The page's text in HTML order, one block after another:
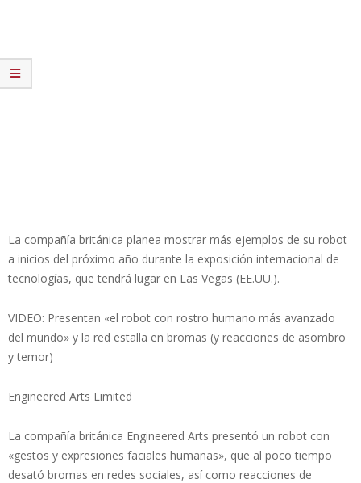
La compañía británica planea mostrar más ejemplos de su robot
a inicios del próximo año durante la exposición internacional de
tecnologías, que tendrá lugar en Las Vegas (EE.UU.).
VIDEO: Presentan «el robot con rostro humano más avanzado
del mundo» y la red estalla en bromas (y reacciones de asombro
y temor)
Engineered Arts Limited
La compañía británica Engineered Arts presentó un robot con
«gestos y expresiones faciales humanas», que al poco tiempo
desató bromas en redes sociales, así como reacciones de